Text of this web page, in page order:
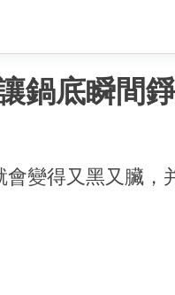
鍋底瞬間
變得又黑又臟，